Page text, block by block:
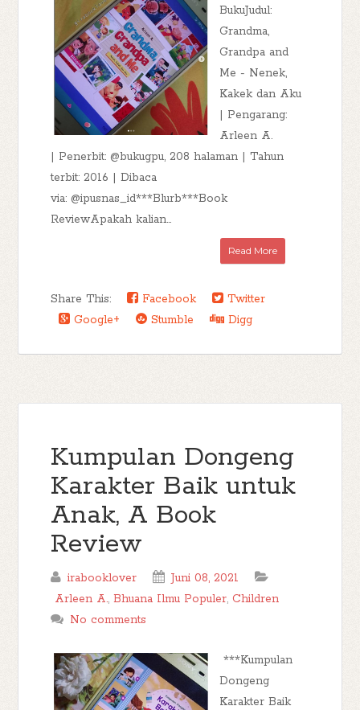
BukuJudul:
Grandma,
Grandpa and
Me - Nenek,
Kakek dan Aku
| Pengarang:
Arleen A.
| Penerbit: @bukugpu, 208 halaman | Tahun
terbit: 2016 | Dibaca
via: @ipusnas_id***Blurb***Book
ReviewApakah kalian...
Read More
Share This: Facebook
Twitter
Google+
Stumble Digg
Kumpulan Dongeng
Karakter Baik untuk
Anak, A Book
Review
irabooklover
Juni 08, 2021
Arleen A.,Bhuana Ilmu Populer, Children
No comments
***Kumpulan
Dongeng
Karakter Baik